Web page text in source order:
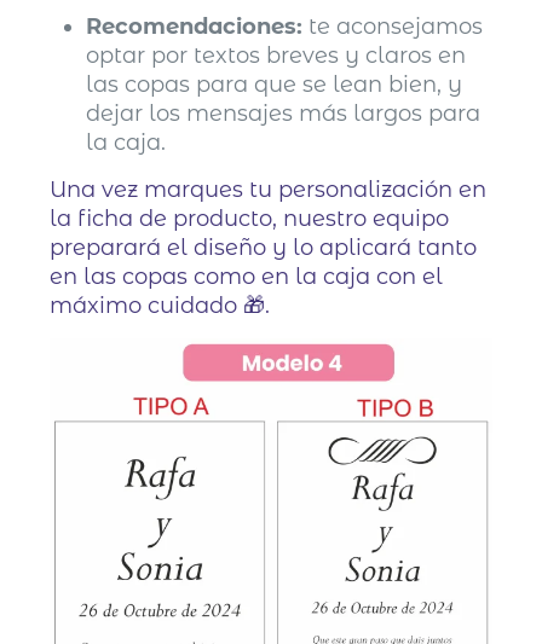
Recomendaciones: te aconsejamos
optar por textos breves y claros en
las copas para que se lean bien, y
dejar los mensajes más largos para
la caja.
Una vez marques tu personalización en
la ficha de producto, nuestro equipo
preparará el diseño y lo aplicará tanto
en las copas como en la caja con el
máximo cuidado 🎁.